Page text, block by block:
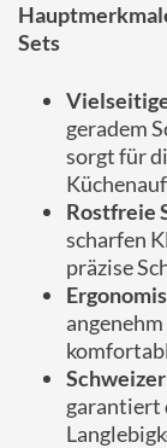
Sets
geradem
sorgt für
Rostfreie
scharfen
präzise
garantiert